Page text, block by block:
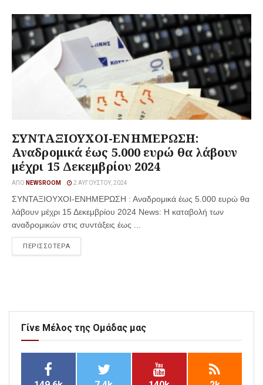
ΣΥΝΤΑΞΙΟΥΧΟΙ-ΕΝΗΜΕΡΩΣΗ:
Αναδρομικά έως 5.000 ευρώ θα λάβουν
μέχρι 15 Δεκεμβρίου 2024
ΑΠΌ NEWSROOM 2 ΑΥΓΟΎΣΤΟΥ, 2024
ΣΥΝΤΑΞΙΟΥΧΟΙ-ΕΝΗΜΕΡΩΣΗ : Αναδρομικά έως 5.000 ευρώ θα
λάβουν μέχρι 15 Δεκεμβρίου 2024 News: Η καταβολή των
αναδρομικών στις συντάξεις έως ...
ΠΕΡΙΣΣΟΤΕΡΑ
Γίνε Μέλος της Ομάδας μας